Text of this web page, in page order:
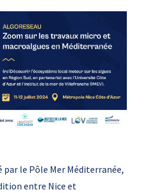
par le Pôle Mer Méditerranée,
entre Nice et